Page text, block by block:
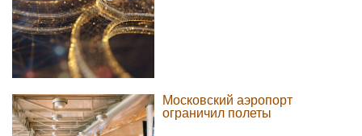
Московский аэропорт
ограничил полеты